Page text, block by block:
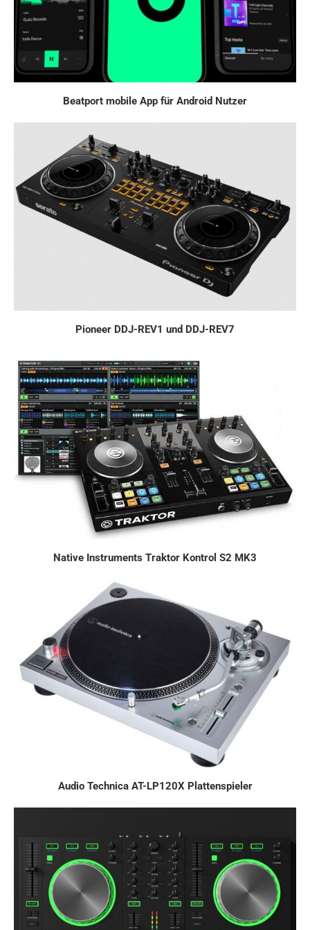
Beatport mobile App für Android Nutzer
Pioneer DDJ-REV1 und DDJ-REV7
Native Instruments Traktor Kontrol S2 MK3
Audio Technica AT-LP120X Plattenspieler